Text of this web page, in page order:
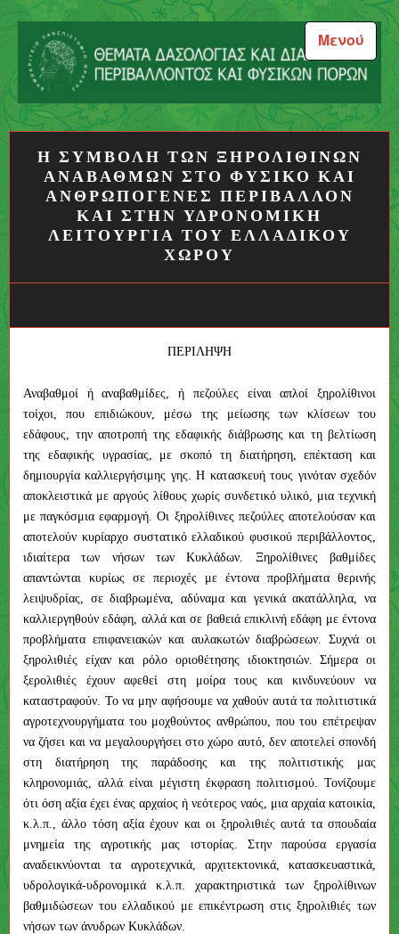
Μεταπηδήστε
περιεχόμενο
Θέματα Δασολογίας και
Διαχείρισης Περιβάλλοντος
και Φυσικών Πόρων
Μενού
Η ΣΥΜΒΟΛΗ ΤΩΝ ΞΗΡΟΛΙΘΙΝΩΝ
ΑΝΑΒΑΘΜΩΝ ΣΤΟ ΦΥΣΙΚΟ ΚΑΙ
ΑΝΘΡΩΠΟΓΕΝΕΣ ΠΕΡΙΒΑΛΛΟΝ
ΚΑΙ ΣΤΗΝ ΥΔΡΟΝΟΜΙΚΗ
ΛΕΙΤΟΥΡΓΙΑ ΤΟΥ ΕΛΛΑΔΙΚΟΥ
ΧΩΡΟΥ
ΠΕΡΙΛΗΨΗ
Αναβαθμοί ή αναβαθμίδες, ή πεζούλες είναι απλοί ξηρολίθινοι
τοίχοι, που επιδιώκουν, μέσω της μείωσης των κλίσεων του
εδάφους, την αποτροπή της εδαφικής διάβρωσης και τη βελτίωση
της εδαφικής υγρασίας, με σκοπό τη διατήρηση, επέκταση και
δημιουργία καλλιεργήσιμης γης. Η κατασκευή τους γινόταν σχεδόν
αποκλειστικά με αργούς λίθους χωρίς συνδετικό υλικό, μια τεχνική
με παγκόσμια εφαρμογή. Οι ξηρολίθινες πεζούλες αποτελούσαν και
αποτελούν κυρίαρχο συστατικό ελλαδικού φυσικού περιβάλλοντος,
ιδιαίτερα των νήσων των Κυκλάδων. Ξηρολίθινες βαθμίδες
απαντώνται κυρίως σε περιοχές με έντονα προβλήματα θερινής
λειψυδρίας, σε διαβρωμένα, αδύναμα και γενικά ακατάλληλα, να
καλλιεργηθούν εδάφη, αλλά και σε βαθειά επικλινή εδάφη με έντονα
προβλήματα επιφανειακών και αυλακωτών διαβρώσεων. Συχνά οι
ξηρολιθιές είχαν και ρόλο οριοθέτησης ιδιοκτησιών. Σήμερα οι
ξερολιθιές έχουν αφεθεί στη μοίρα τους και κινδυνεύουν να
καταστραφούν. Το να μην αφήσουμε να χαθούν αυτά τα πολιτιστικά
αγροτεχνουργήματα του μοχθούντος ανθρώπου, που του επέτρεψαν
να ζήσει και να μεγαλουργήσει στο χώρο αυτό, δεν αποτελεί σπονδή
στη διατήρηση της παράδοσης και της πολιτιστικής μας
κληρονομιάς, αλλά είναι μέγιστη έκφραση πολιτισμού. Τονίζουμε
ότι όση αξία έχει ένας αρχαίος ή νεότερος ναός, μια αρχαία κατοικία,
κ.λ.π., άλλο τόση αξία έχουν και οι ξηρολιθιές αυτά τα σπουδαία
μνημεία της αγροτικής μας ιστορίας. Στην παρούσα εργασία
αναδεικνύονται τα αγροτεχνικά, αρχιτεκτονικά, κατασκευαστικά,
υδρολογικά-υδρονομικά κ.λ.π. χαρακτηριστικά των ξηρολίθινων
βαθμιδώσεων του ελλαδικού με επικέντρωση στις ξηρολιθιές των
νήσων των άνυδρων Κυκλάδων.